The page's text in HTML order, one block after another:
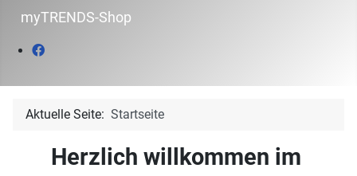
myTRENDS-Shop
Aktuelle Seite: Startseite
Herzlich willkommen im